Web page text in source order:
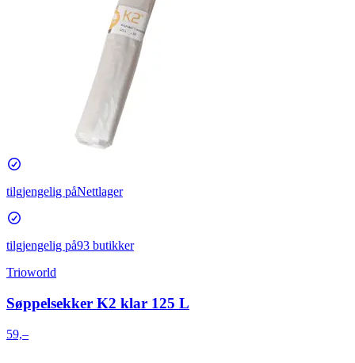
tilgjengelig påNettlager
tilgjengelig på93 butikker
Trioworld
Søppelsekker K2 klar 125 L
59,–